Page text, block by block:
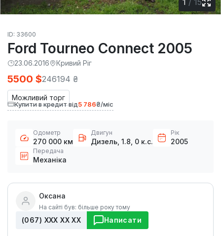
1 / 15
ID: 33600
Ford Tourneo Connect 2005
23.06.2016 Кривий Ріг
Можливий торг
5500 $246194 ₴
Купити в кредит від5 786₴/міс
Одометр
270 000 км
Двигун
Дизель, 1.8, 0 к.с.
Рік
2005
Передача
Механіка
Оксана
На сайті був: більше року тому
(067) ХХХ ХХ ХХ Написати